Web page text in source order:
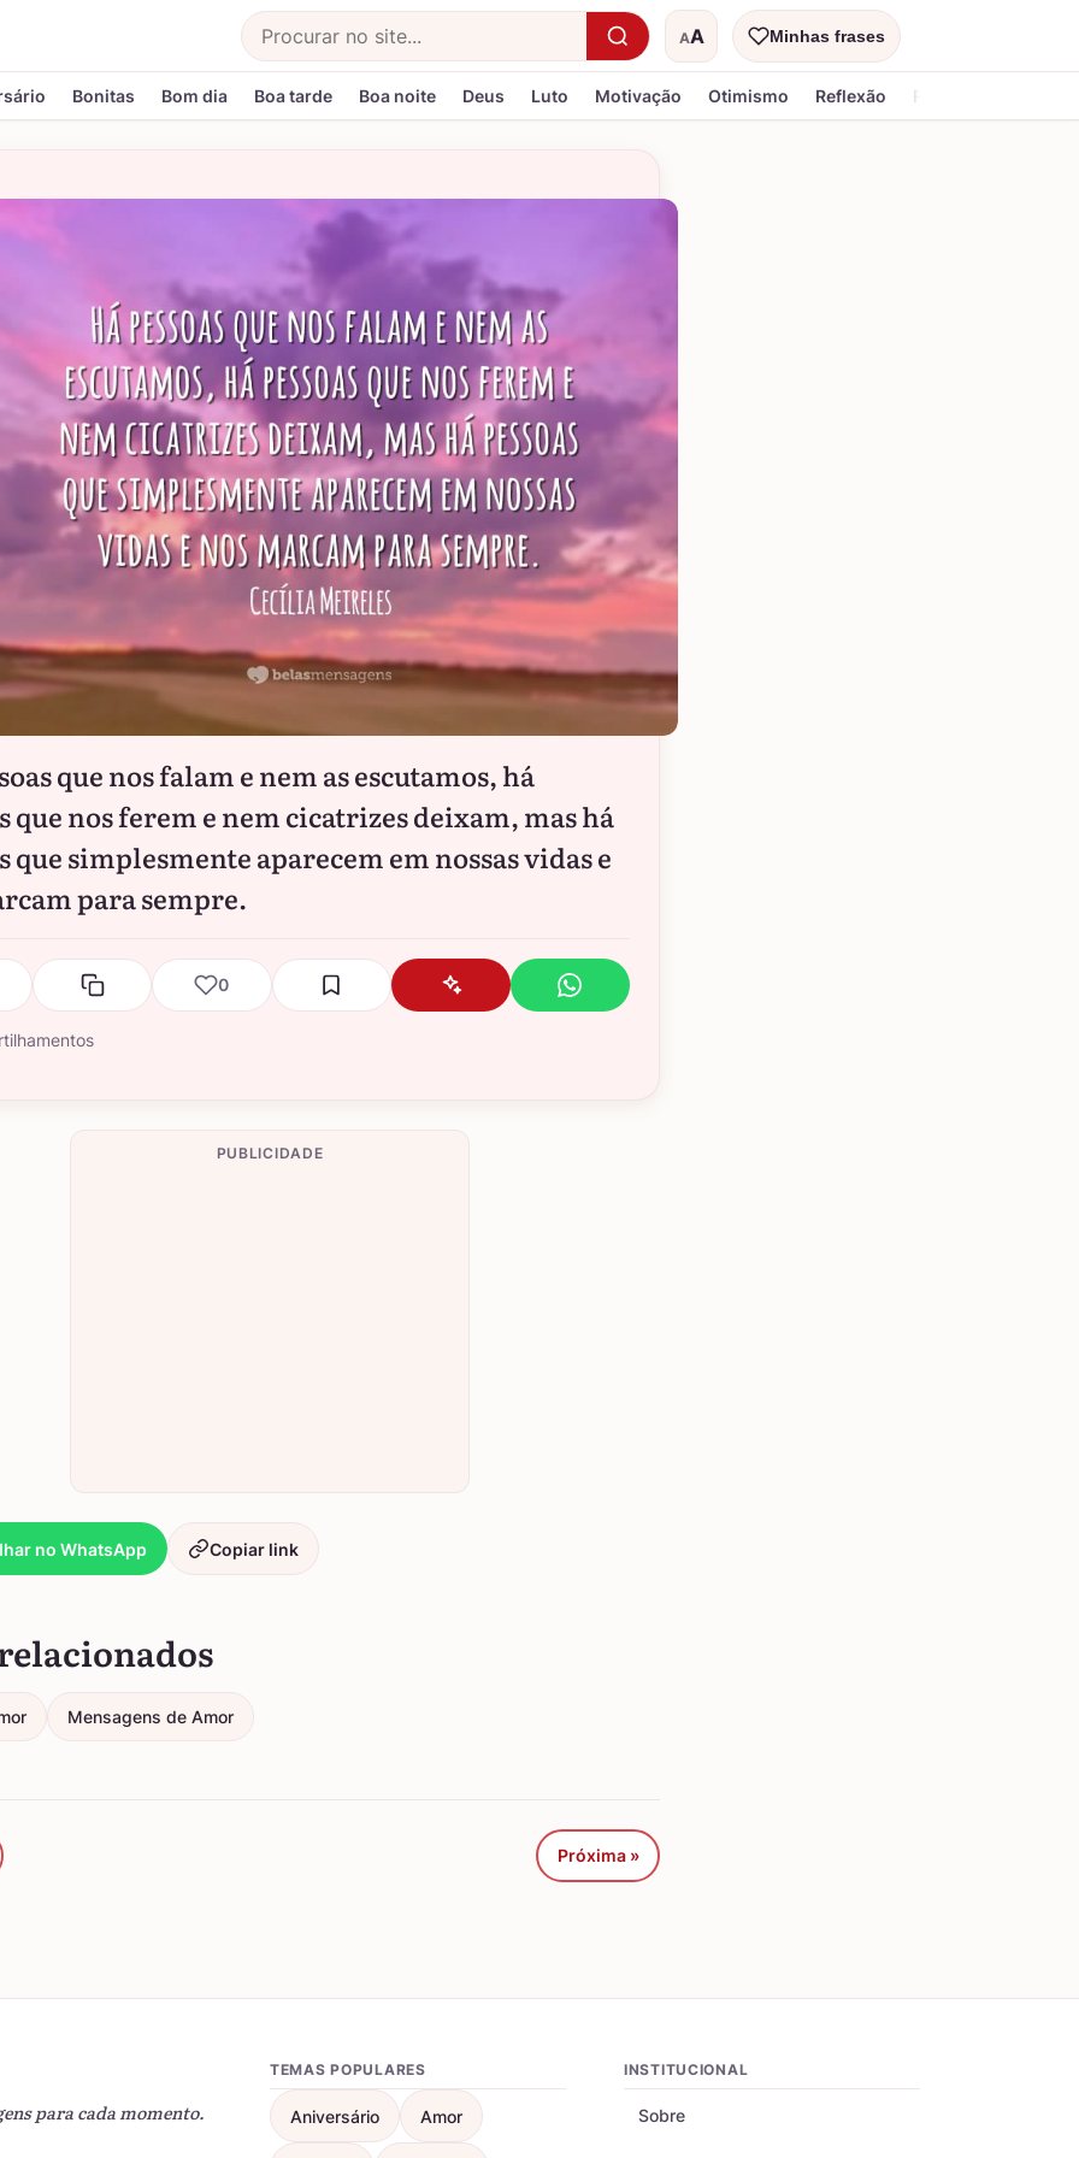
Buscar AA
Tamanho do textoMinhas frases
Bonitas Bom dia Boa tarde Boa noite Deus Luto Motivação Otimismo Reflexão Religiosa
que nos falam e nem as escutamos, há
que nos ferem e nem cicatrizes deixam, mas há
que simplesmente aparecem em nossas vidas e
para sempre.
0
PUBLICIDADE
no WhatsApp Copiar link
Mensagens de Amor
Próxima »
para cada momento.
TEMAS POPULARES
Aniversário Amor
INSTITUCIONAL
Sobre